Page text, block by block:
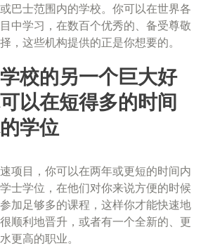
巴士范围内的学校。你可以在世界各
中学习，在数百个优秀的、备受尊敬
，这些机构提供的正是你想要的。
校的另一个巨大好
以在短得多的时间
学位
项目，你可以在两年或更短的时间内
士学位，在他们对你来说方便的时候
加足够多的课程，这样你才能快速地
顺利地晋升，或者有一个全新的、更
更高的职业。